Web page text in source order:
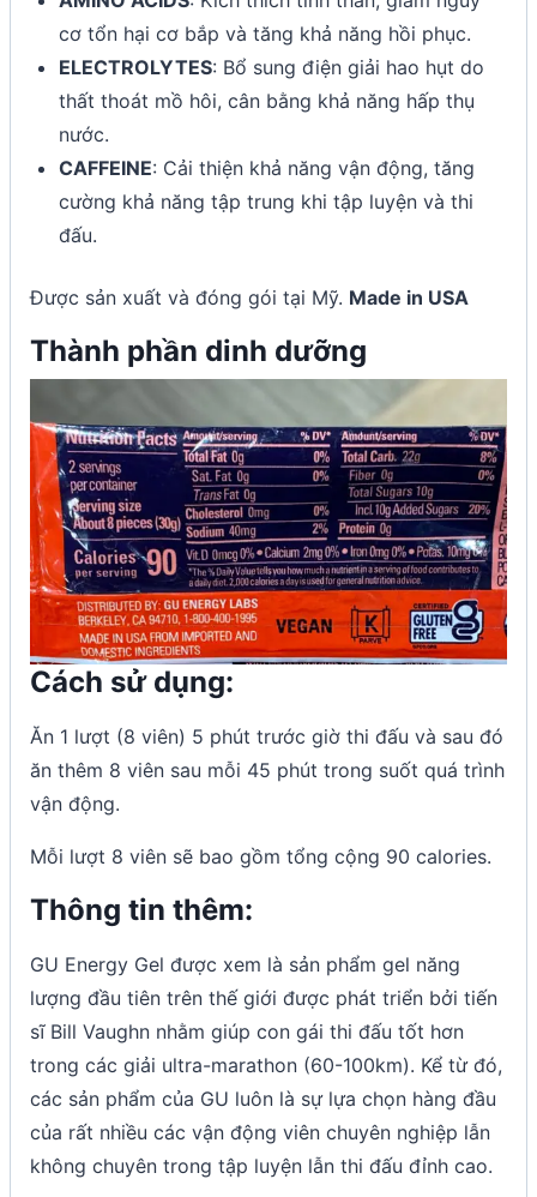
cơ tổn hại cơ bắp và tăng khả năng hồi phục.
ELECTROLYTES: Bổ sung điện giải hao hụt do
thất thoát mồ hôi, cân bằng khả năng hấp thụ
nước.
CAFFEINE: Cải thiện khả năng vận động, tăng
cường khả năng tập trung khi tập luyện và thi
đấu.
Được sản xuất và đóng gói tại Mỹ. Made in USA
Thành phần dinh dưỡng
Cách sử dụng:
Ăn 1 lượt (8 viên) 5 phút trước giờ thi đấu và sau đó
ăn thêm 8 viên sau mỗi 45 phút trong suốt quá trình
vận động.
Mỗi lượt 8 viên sẽ bao gồm tổng cộng 90 calories.
Thông tin thêm:
GU Energy Gel được xem là sản phẩm gel năng
lượng đầu tiên trên thế giới được phát triển bởi tiến
sĩ Bill Vaughn nhằm giúp con gái thi đấu tốt hơn
trong các giải ultra-marathon (60-100km). Kể từ đó,
các sản phẩm của GU luôn là sự lựa chọn hàng đầu
của rất nhiều các vận động viên chuyên nghiệp lẫn
không chuyên trong tập luyện lẫn thi đấu đỉnh cao.